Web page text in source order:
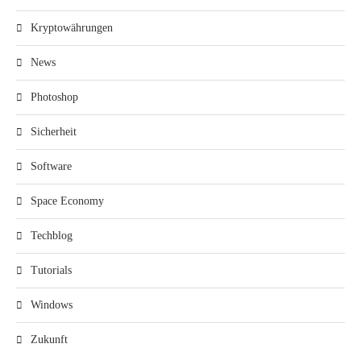
Kryptowährungen
News
Photoshop
Sicherheit
Software
Space Economy
Techblog
Tutorials
Windows
Zukunft